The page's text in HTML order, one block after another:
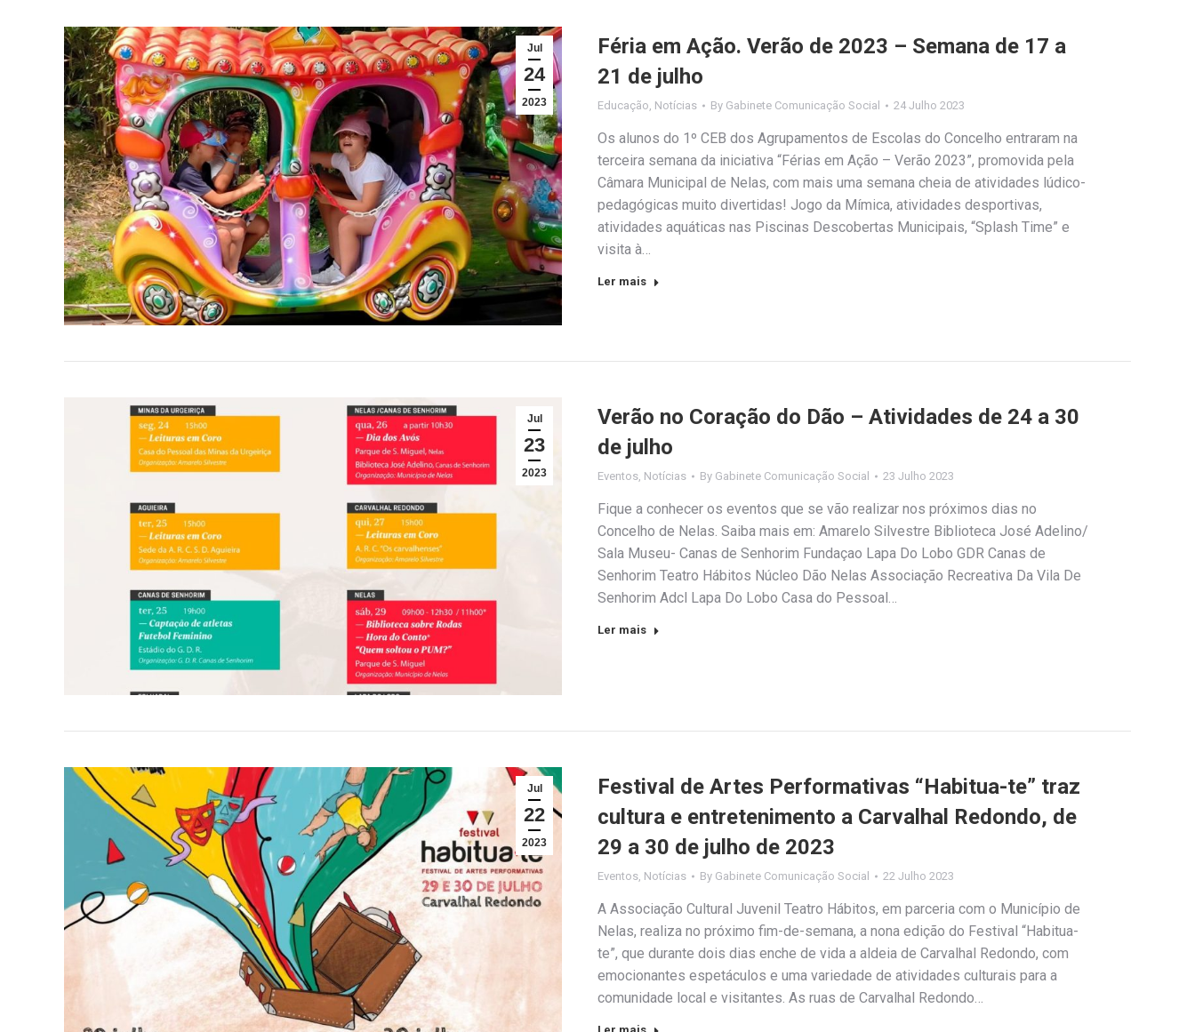
Jul
24
2023
Féria em Ação. Verão de 2023 – Semana de 17 a
21 de julho
Educação, Notícias By Gabinete Comunicação Social 24 Julho 2023
Os alunos do 1º CEB dos Agrupamentos de Escolas do Concelho entraram na
terceira semana da iniciativa “Férias em Ação – Verão 2023”, promovida pela
Câmara Municipal de Nelas, com mais uma semana cheia de atividades lúdico-
pedagógicas muito divertidas! Jogo da Mímica, atividades desportivas,
atividades aquáticas nas Piscinas Descobertas Municipais, “Splash Time” e
visita à…
Ler mais
Jul
23
2023
Verão no Coração do Dão – Atividades de 24 a 30
de julho
Eventos Notícias By Gabinete Comunicação Social 23 Julho 2023
Fique a conhecer os eventos que se vão realizar nos próximos dias no
Concelho de Nelas. Saiba mais em: Amarelo Silvestre Biblioteca José Adelino/
Sala Museu- Canas de Senhorim Fundaçao Lapa Do Lobo GDR Canas de
Senhorim Teatro Hábitos Núcleo Dão Nelas Associação Recreativa Da Vila De
Senhorim Adcl Lapa Do Lobo Casa do Pessoal…
Ler mais
Jul
22
2023
Festival de Artes Performativas “Habitua-te” traz
cultura e entretenimento a Carvalhal Redondo, de
29 a 30 de julho de 2023
Eventos Notícias By Gabinete Comunicação Social 22 Julho 2023
A Associação Cultural Juvenil Teatro Hábitos, em parceria com o Município de
Nelas, realiza no próximo fim-de-semana, a nona edição do Festival “Habitua-
te”, que durante dois dias enche de vida a aldeia de Carvalhal Redondo, com
emocionantes espetáculos e uma variedade de atividades culturais para a
comunidade local e visitantes. As ruas de Carvalhal Redondo…